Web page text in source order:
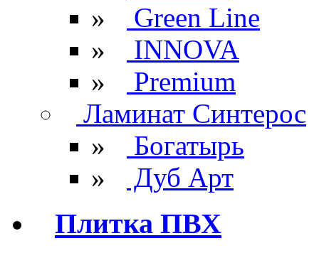
»
Green Line
»
INNOVA
»
Premium
Ламинат Синтерос
»
Богатырь
»
Дуб Арт
Плитка ПВХ